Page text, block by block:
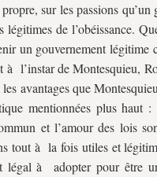
sur les passions
légitimes de l’obéissance.
un gouvernement légitime
à l’instar de Montesquieu,
les avantages que
mentionnées plus haut
et l’amour des lois
tout à la fois utiles et
légal à adopter pour être